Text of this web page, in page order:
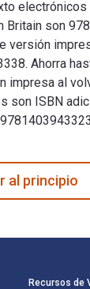
electrónicos
Britain son
versión
Ahorra
impresa al
son ISBN
al principio
Recursos de